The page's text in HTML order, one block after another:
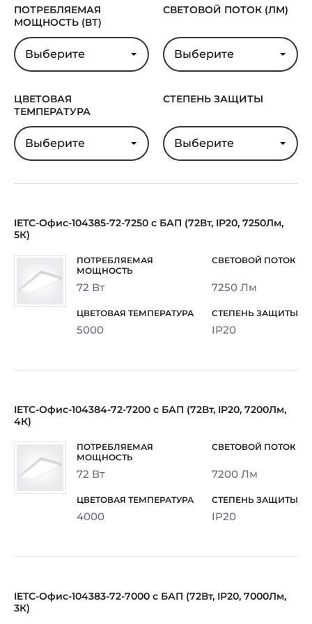
Гарантия 5 лет
ПОТРЕБЛЯЕМАЯ
МОЩНОСТЬ (ВТ)
Выберите
СВЕТОВОЙ ПОТОК (ЛМ)
Выберите
ЦВЕТОВАЯ
ТЕМПЕРАТУРА
Выберите
СТЕПЕНЬ ЗАЩИТЫ
Выберите
IETC-Офис-104385-72-7250 с БАП (72Вт, IP20, 7250Лм,
5К)
72 Вт 7250 Лм
5000 IP20
IETC-Офис-104384-72-7200 с БАП (72Вт, IP20, 7200Лм,
4К)
72 Вт 7200 Лм
4000 IP20
IETC-Офис-104383-72-7000 с БАП (72Вт, IP20, 7000Лм,
3К)